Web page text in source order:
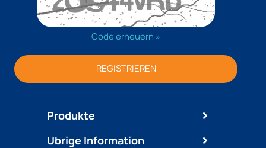
Produkte
Code erneuern »
REGISTRIEREN
Ubrige Information